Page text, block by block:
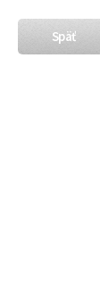
Späť